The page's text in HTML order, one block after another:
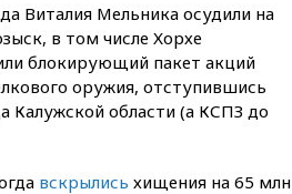
вчера, 20:53 Швыдкой:
«Интервидение» точно
пройдет в 2026 году
вчера, 20:45
ПВО за день
сбила еще 75 украинских
Велосипедист
Виталия Мельника осудили на
в том числе Хорхе
блокирующий пакет акций
оружия, отступившись
Калужской области (а КСПЗ до
вскрылись хищения на 65 млн